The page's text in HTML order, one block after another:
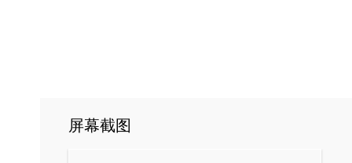
屏幕截图